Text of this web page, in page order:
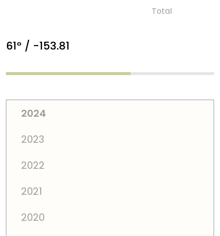
Total
61º / -153.81
2024
2023
2022
2021
2020